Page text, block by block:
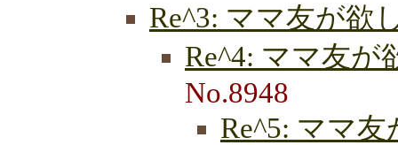
Re^3: ママ友が欲
Re^4: ママ友が
No.8948
Re^5: ママ